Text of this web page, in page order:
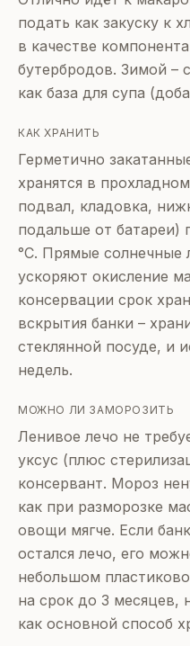
подать как закуску к
в качестве
бутербродов. Зимой –
как база для супа
КАК ХРАНИТЬ
Герметично
хранятся в
подвал, кладовка,
подальше от батареи)
°C. Прямые солнечные
ускоряют окисление
консервации срок
вскрытия банки –
стеклянной посуде, и
недель.
МОЖНО ЛИ ЗАМОРОЗИТЬ
Ленивое лечо не
уксус (плюс
консервант. Мороз
как при разморозке
овощи мягче. Если
остался лечо, его
небольшом
на срок до 3 месяцев,
как основной способ